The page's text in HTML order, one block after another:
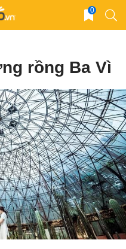
0
rồng Ba Vì